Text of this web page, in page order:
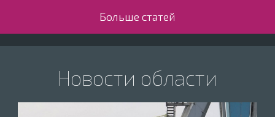
Больше статей
Новости области